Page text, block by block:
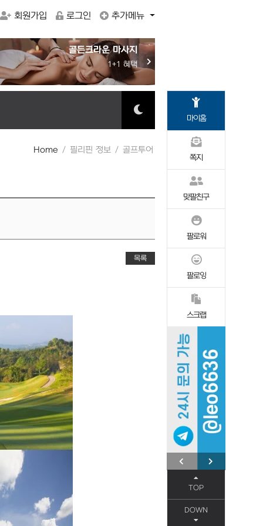
회원가입 로그인 추가메뉴
바신 Robt
골든크라운 마사지
20% SALE
골든크라운 마사지
1+1 혜택
Home 필리핀 정보 골프투어
마이홈
쪽지
맞팔친구
팔로워
팔로잉
스크랩
TOP
DOWN
목록